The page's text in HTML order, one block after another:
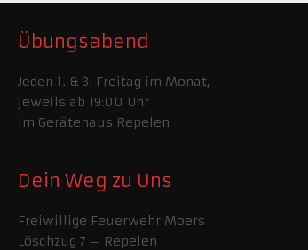
Übungsabend
Jeden 1. & 3. Freitag im Monat,
jeweils ab 19:00 Uhr
im Gerätehaus Repelen
Dein Weg zu Uns
Freiwillige Feuerwehr Moers
Löschzug 7 – Repelen